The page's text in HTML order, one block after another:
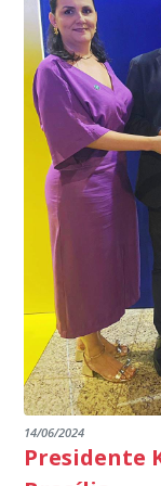
programa.
INSTITUIÇÕES
14/06/2024
Presidente